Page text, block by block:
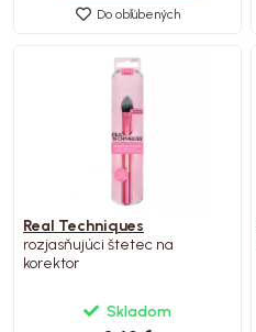
Do obľúbených
Real Techniques
rozjasňujúci štetec na
korektor
Skladom